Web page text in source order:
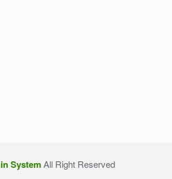
SystemAll Right Reserved